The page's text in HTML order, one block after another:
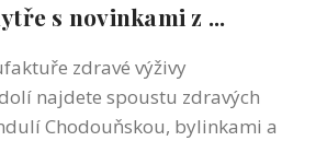
s novinkami z ...
zdravé výživy
najdete spoustu zdravých
Chodouňskou, bylinkami a